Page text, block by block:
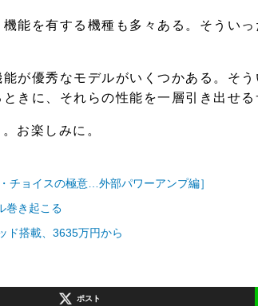
能を有する機種も多々ある。そうい
が優秀なモデルがいくつかある。そ
きに、それらの性能を一層引き出せ
お楽しみに。
チョイスの極意…外部パワーアンプ編］
巻き起こる
ド搭載、3635万円から
ポスト